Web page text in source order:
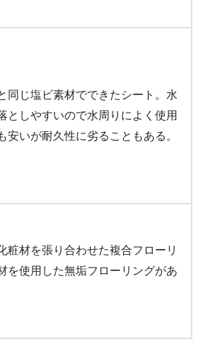
同じ塩ビ素材でできたシート。水
としやすいので水周りによく使用
安いが耐久性に劣ることもある。
粧材を張り合わせた複合フローリ
を使用した無垢フローリングがあ